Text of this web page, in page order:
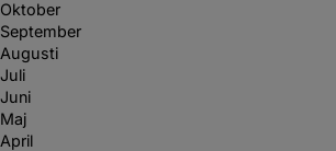
Oktober
September
Augusti
Juli
Juni
Maj
April